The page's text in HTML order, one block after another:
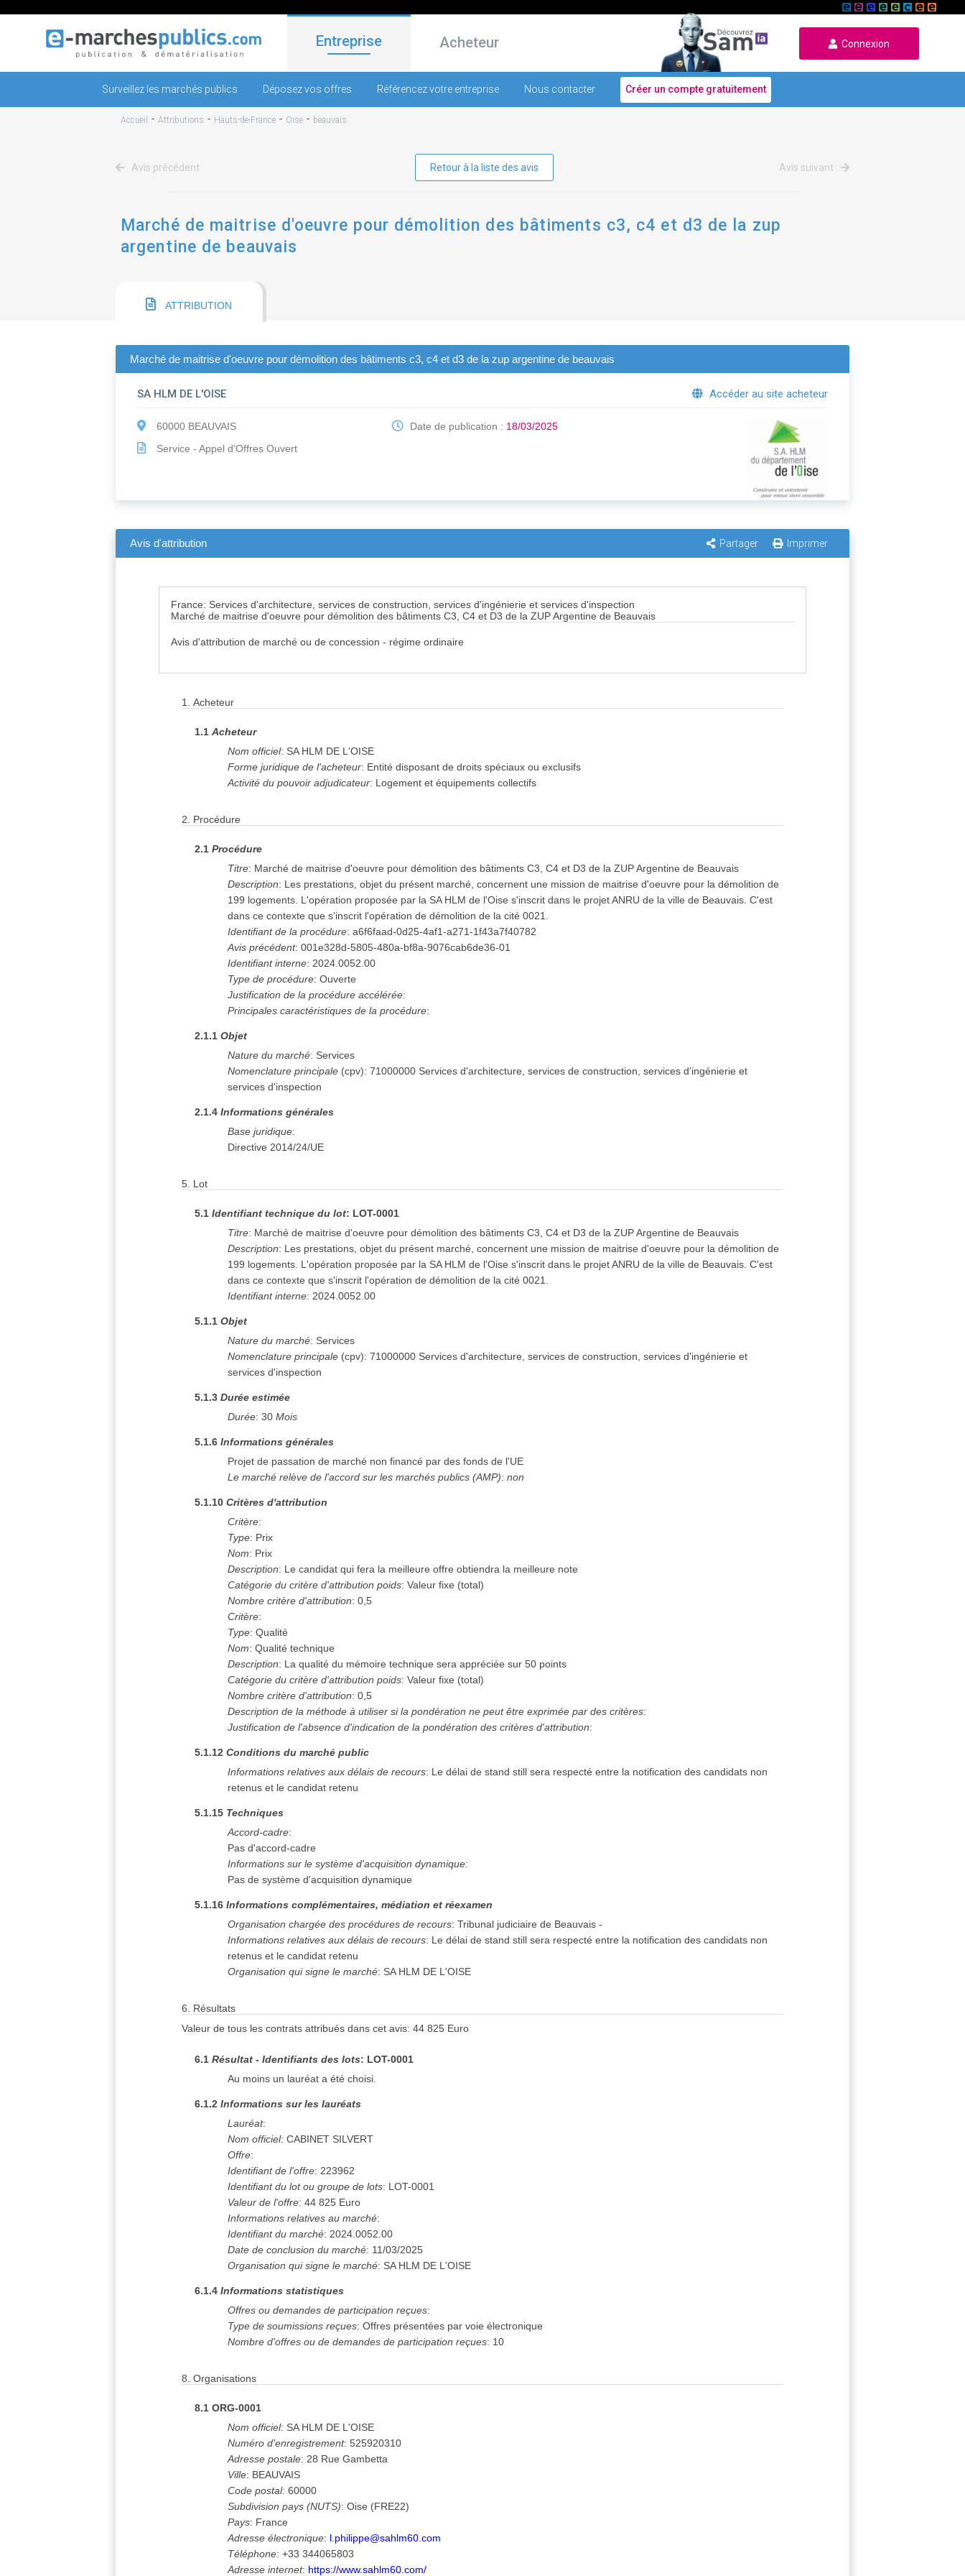
Entreprise Acheteur Connexion
Surveillez les marchés publics Déposez vos offres Référencez votre entreprise Nous contacter Créer un compte gratuitement
Accueil - Attributions - Hauts-de-France - Oise - beauvais
Avis précédent Retour à la liste des avis Avis suivant
Marché de maitrise d'oeuvre pour démolition des bâtiments c3, c4 et d3 de la zup
argentine de beauvais
ATTRIBUTION
Marché de maitrise d'oeuvre pour démolition des bâtiments c3, c4 et d3 de la zup argentine de beauvais
SA HLM DE L'OISE Accéder au site acheteur
60000 BEAUVAIS
Service - Appel d'Offres Ouvert
Date de publication : 18/03/2025
Avis d'attribution Partager Imprimer
France: Services d'architecture, services de construction, services d'ingénierie et services d'inspection
Marché de maitrise d'oeuvre pour démolition des bâtiments C3, C4 et D3 de la ZUP Argentine de Beauvais
Avis d'attribution de marché ou de concession - régime ordinaire
1.Acheteur
1.1Acheteur
Nom officiel: SA HLM DE L'OISE
Forme juridique de l'acheteur: Entité disposant de droits spéciaux ou exclusifs
Activité du pouvoir adjudicateur: Logement et équipements collectifs
2. Procédure
2.1Procédure
Titre: Marché de maitrise d'oeuvre pour démolition des bâtiments C3, C4 et D3 de la ZUP Argentine de Beauvais
Description: Les prestations, objet du présent marché, concernent une mission de maitrise d'oeuvre pour la démolition de
199 logements. L'opération proposée par la SA HLM de l'Oise s'inscrit dans le projet ANRU de la ville de Beauvais. C'est
dans ce contexte que s'inscrit l'opération de démolition de la cité 0021.
Identifiant de la procédure:a6f6faad-0d25-4af1-a271-1f43a7f40782
Avis précédent:001e328d-5805-480a-bf8a-9076cab6de36-01
Identifiant interne:2024.0052.00
Type de procédure:Ouverte
Justification de la procédure accélérée:
Principales caractéristiques de la procédure:
2.1.1Objet
Nature du marché: Services
Nomenclature principale (cpv):71000000 Services d'architecture, services de construction, services d'ingénierie et
services d'inspection
2.1.4Informations générales
Base juridique:
Directive 2014/24/UE
5. Lot
5.1Identifiant technique du lot: LOT-0001
Titre: Marché de maitrise d'oeuvre pour démolition des bâtiments C3, C4 et D3 de la ZUP Argentine de Beauvais
Description: Les prestations, objet du présent marché, concernent une mission de maitrise d'oeuvre pour la démolition de
199 logements. L'opération proposée par la SA HLM de l'Oise s'inscrit dans le projet ANRU de la ville de Beauvais. C'est
dans ce contexte que s'inscrit l'opération de démolition de la cité 0021.
Identifiant interne:2024.0052.00
5.1.1Objet
Nature du marché: Services
Nomenclature principale (cpv):71000000 Services d'architecture, services de construction, services d'ingénierie et
services d'inspection
5.1.3Durée estimée
Durée:30 Mois
5.1.6Informations générales
Projet de passation de marché non financé par des fonds de l'UE
Le marché relève de l'accord sur les marchés publics (AMP):non
5.1.10Critères d'attribution
Critère:
Type: Prix
Nom: Prix
Description: Le candidat qui fera la meilleure offre obtiendra la meilleure note
Catégorie du critère d'attribution poids:Valeur fixe (total)
Nombre critère d'attribution:0,5
Critère:
Type:Qualité
Nom:Qualité technique
Description: La qualité du mémoire technique sera appréciée sur 50 points
Catégorie du critère d'attribution poids:Valeur fixe (total)
Nombre critère d'attribution:0,5
Description de la méthode à utiliser si la pondération ne peut être exprimée par des critères:
Justification de l'absence d'indication de la pondération des critères d'attribution:
5.1.12Conditions du marché public
Informations relatives aux délais de recours: Le délai de stand still sera respecté entre la notification des candidats non
retenus et le candidat retenu
5.1.15 Techniques
Accord-cadre:
Pas d'accord-cadre
Informations sur le système d'acquisition dynamique:
Pas de système d'acquisition dynamique
5.1.16Informations complémentaires, médiation et réexamen
Organisation chargée des procédures de recours:Tribunal judiciaire de Beauvais -
Informations relatives aux délais de recours: Le délai de stand still sera respecté entre la notification des candidats non
retenus et le candidat retenu
Organisation qui signe le marché: SA HLM DE L'OISE
6. Résultats
Valeur de tous les contrats attribués dans cet avis:44 825 Euro
6.1Résultat - Identifiants des lots: LOT-0001
Au moins un lauréat a été choisi.
6.1.2Informations sur les lauréats
Lauréat:
Nom officiel:CABINET SILVERT
Offre:
Identifiant de l'offre:223962
Identifiant du lot ou groupe de lots: LOT-0001
Valeur de l'offre:44 825 Euro
Informations relatives au marché:
Identifiant du marché:2024.0052.00
Date de conclusion du marché: 11/03/2025
Organisation qui signe le marché: SA HLM DE L'OISE
6.1.4Informations statistiques
Offres ou demandes de participation reçues:
Type de soumissions reçues:Offres présentées par voie électronique
Nombre d'offres ou de demandes de participation reçues: 10
8.Organisations
8.1ORG-0001
Nom officiel: SA HLM DE L'OISE
Numéro d'enregistrement:525920310
Adresse postale:28 Rue Gambetta
Ville: BEAUVAIS
Code postal:60000
Subdivision pays (NUTS):Oise (FRE22)
Pays: France
Adresse électronique: l.philippe@sahlm60.com
Téléphone:+33 344065803
Adresse internet: https://www.sahlm60.com/